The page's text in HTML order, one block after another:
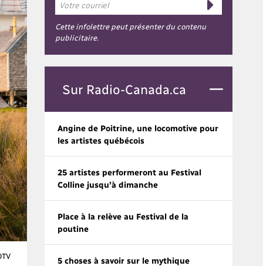
Cette infolettre peut présenter du contenu
publicitaire.
Sur Radio-Canada.ca
Angine de Poitrine, une locomotive pour
les artistes québécois
25 artistes performeront au Festival
Colline jusqu’à dimanche
Place à la relève au Festival de la
poutine
5 choses à savoir sur le mythique